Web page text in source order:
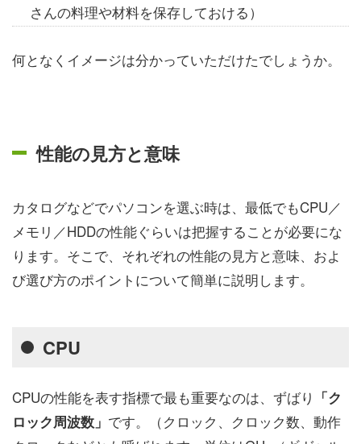
さんの料理や材料を保存しておける）
何となくイメージは分かっていただけたでしょうか。
性能の見方と意味
カタログなどでパソコンを選ぶ時は、最低でもCPU／
メモリ／HDDの性能ぐらいは把握することが必要にな
ります。そこで、それぞれの性能の見方と意味、およ
び選び方のポイントについて簡単に説明します。
CPU
CPUの性能を表す指標で最も重要なのは、ずばり 「ク
ロック周波数」 です。（クロック、クロック数、動作